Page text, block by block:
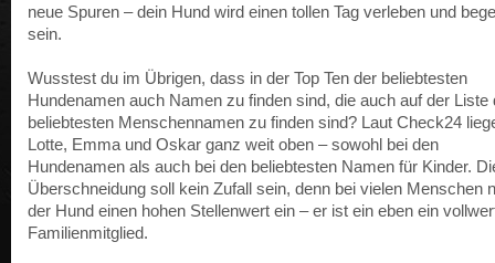
neue Spuren – dein Hund wird einen tollen Tag verleben und
sein.
Wusstest du im Übrigen, dass in der Top Ten der beliebtesten
Hundenamen auch Namen zu finden sind, die auch auf der Liste
beliebtesten Menschennamen zu finden sind? Laut Check24
Lotte, Emma und Oskar ganz weit oben – sowohl bei den
Hundenamen als auch bei den beliebtesten Namen für Kinder.
Überschneidung soll kein Zufall sein, denn bei vielen Menschen
der Hund einen hohen Stellenwert ein – er ist ein eben ein
Familienmitglied.